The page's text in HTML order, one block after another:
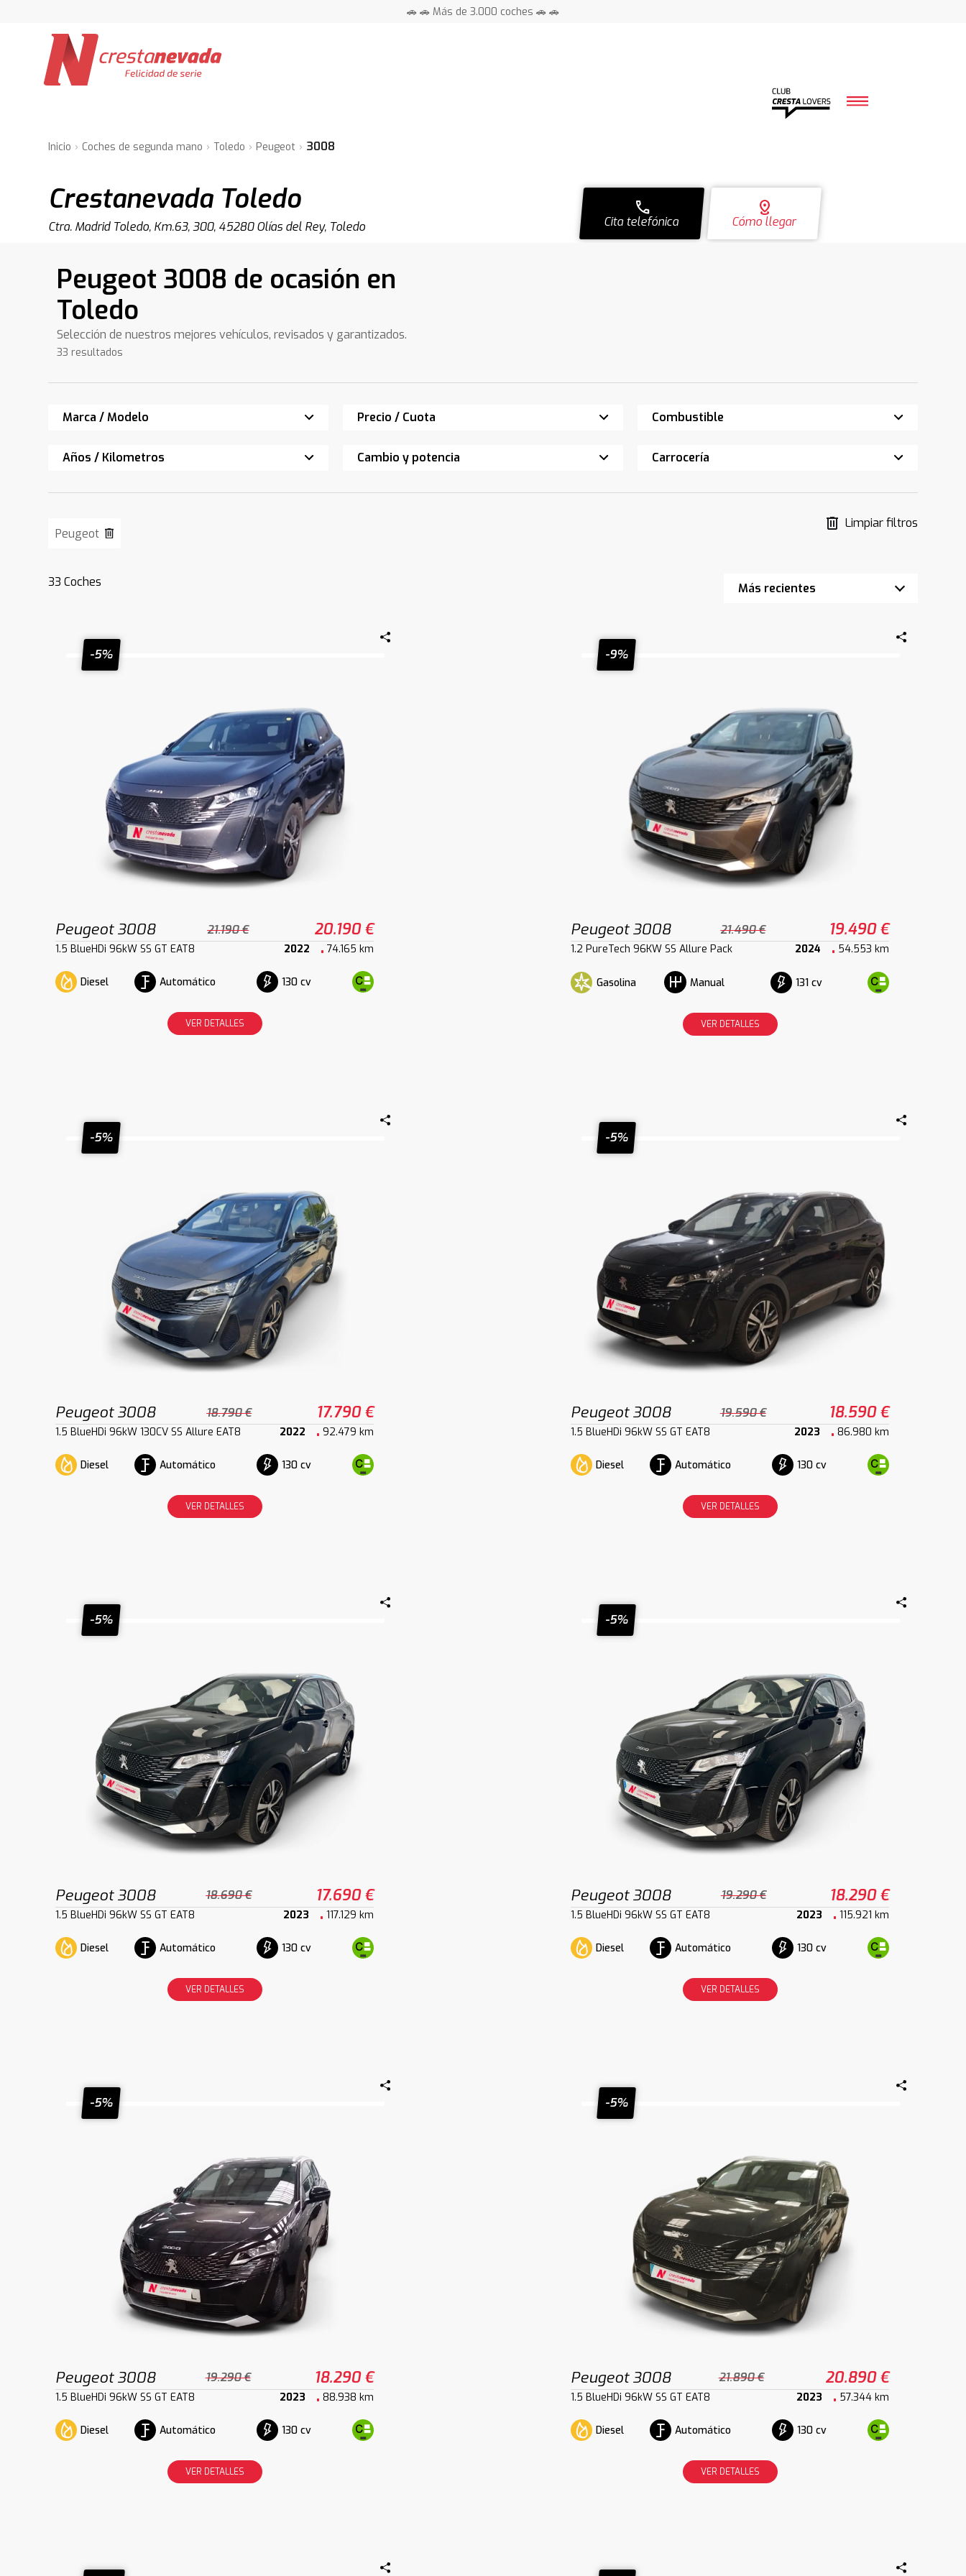
🚗 🚗 Más de 3.000 coches 🚗 🚗
Inicio Coches de segunda mano Toledo Peugeot 3008
Crestanevada Toledo
Ctra. Madrid Toledo, Km.63, 300, 45280 Olías del Rey, Toledo
distance
Cómo llegar
call
Cita telefónica
Peugeot 3008 de ocasión en
Toledo
Selección de nuestros mejores vehículos, revisados y garantizados.
33 resultados
Marca / Modelo Precio / Cuota Combustible
Años / Kilometros Cambio y potencia Carrocería
Peugeot
Limpiar filtros
33 Coches
-5%
Peugeot 3008 21.190 € 20.190 €
1.5 BlueHDi 96kW SS GT EAT8 2022 74.165 km
Diesel Automático 130 cv
VER DETALLES
-9%
Peugeot 3008 21.490 € 19.490 €
1.2 PureTech 96KW SS Allure Pack 2024 54.553 km
Gasolina Manual 131 cv
VER DETALLES
-5%
Peugeot 3008 18.790 € 17.790 €
1.5 BlueHDi 96kW 130CV SS Allure EAT8 2022 92.479 km
Diesel Automático 130 cv
VER DETALLES
-5%
Peugeot 3008 19.590 € 18.590 €
1.5 BlueHDi 96kW SS GT EAT8 2023 86.980 km
Diesel Automático 130 cv
VER DETALLES
-5%
Peugeot 3008 18.690 € 17.690 €
1.5 BlueHDi 96kW SS GT EAT8 2023 117.129 km
Diesel Automático 130 cv
VER DETALLES
-5%
Peugeot 3008 19.290 € 18.290 €
1.5 BlueHDi 96kW SS GT EAT8 2023 115.921 km
Diesel Automático 130 cv
VER DETALLES
-5%
Peugeot 3008 19.290 € 18.290 €
1.5 BlueHDi 96kW SS GT EAT8 2023 88.938 km
Diesel Automático 130 cv
VER DETALLES
-5%
Peugeot 3008 21.890 € 20.890 €
1.5 BlueHDi 96kW SS GT EAT8 2023 57.344 km
Diesel Automático 130 cv
VER DETALLES